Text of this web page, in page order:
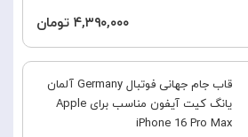
۴,۳۹۰,۰۰۰ تومان
قاب جام جهانی فوتبال Germany آلمان
یانگ کیت آیفون مناسب برای Apple
iPhone 16 Pro Max